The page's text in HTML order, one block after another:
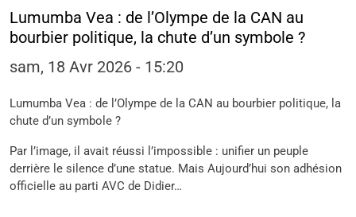
Lumumba Vea : de l’Olympe de la CAN au
bourbier politique, la chute d’un symbole ?
sam, 18 Avr 2026 - 15:20
Lumumba Vea : de l’Olympe de la CAN au bourbier politique, la
chute d’un symbole ?
Par l’image, il avait réussi l’impossible : unifier un peuple
derrière le silence d’une statue. Mais Aujourd’hui son adhésion
officielle au parti AVC de Didier…